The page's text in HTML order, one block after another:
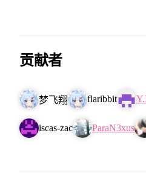
贡献者
梦飞翔 flaribbit
iscas-zac ParaN3xus